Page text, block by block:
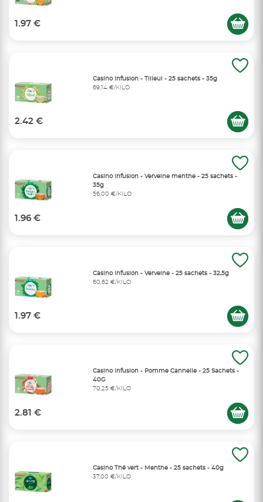
1.97 €
Casino Infusion - Tilleul - 25 sachets - 35g
69,14 €/KILO
2.42 €
Casino Infusion - Verveine menthe - 25 sachets -
35g
56,00 €/KILO
1.96 €
Casino Infusion - Verveine - 25 sachets - 32,5g
60,62 €/KILO
1.97 €
Casino Infusion - Pomme Cannelle - 25 Sachets -
40G
70,25 €/KILO
2.81 €
Casino Thé vert - Menthe - 25 sachets - 40g
37,00 €/KILO